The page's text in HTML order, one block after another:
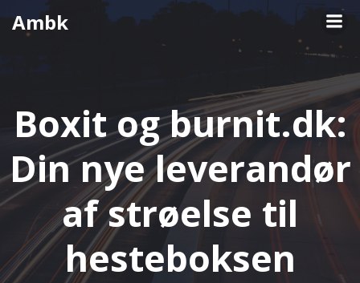
Videre
Ambk
Boxit og burnit.dk:
Din nye leverandør
af strøelse til
hesteboksen